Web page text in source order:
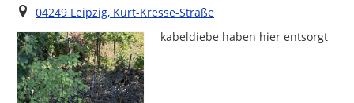
Ort
04249 Leipzig, Kurt-Kresse-Straße
kabeldiebe haben hier entsorgt